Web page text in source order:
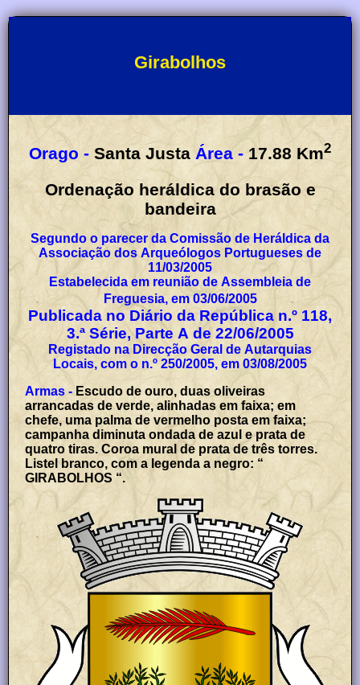
Girabolhos
Orago - Santa Justa Área - 17.88 Km2
Ordenação heráldica do brasão e
bandeira
Segundo o parecer da Comissão de Heráldica da
Associação dos Arqueólogos Portugueses de
11/03/2005
Estabelecida em reunião de Assembleia de
Freguesia, em 03/06/2005
Publicada no Diário da República n.º 118,
3.ª Série, Parte A de 22/06/2005
Registado na Direcção Geral de Autarquias
Locais, com o n.º 250/2005, em 03/08/2005
Armas - Escudo de ouro, duas oliveiras
arrancadas de verde, alinhadas em faixa; em
chefe, uma palma de vermelho posta em faixa;
campanha diminuta ondada de azul e prata de
quatro tiras. Coroa mural de prata de três torres.
Listel branco, com a legenda a negro: “
GIRABOLHOS “.